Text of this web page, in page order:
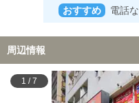
おすすめ 電話
周辺情報
1 /7